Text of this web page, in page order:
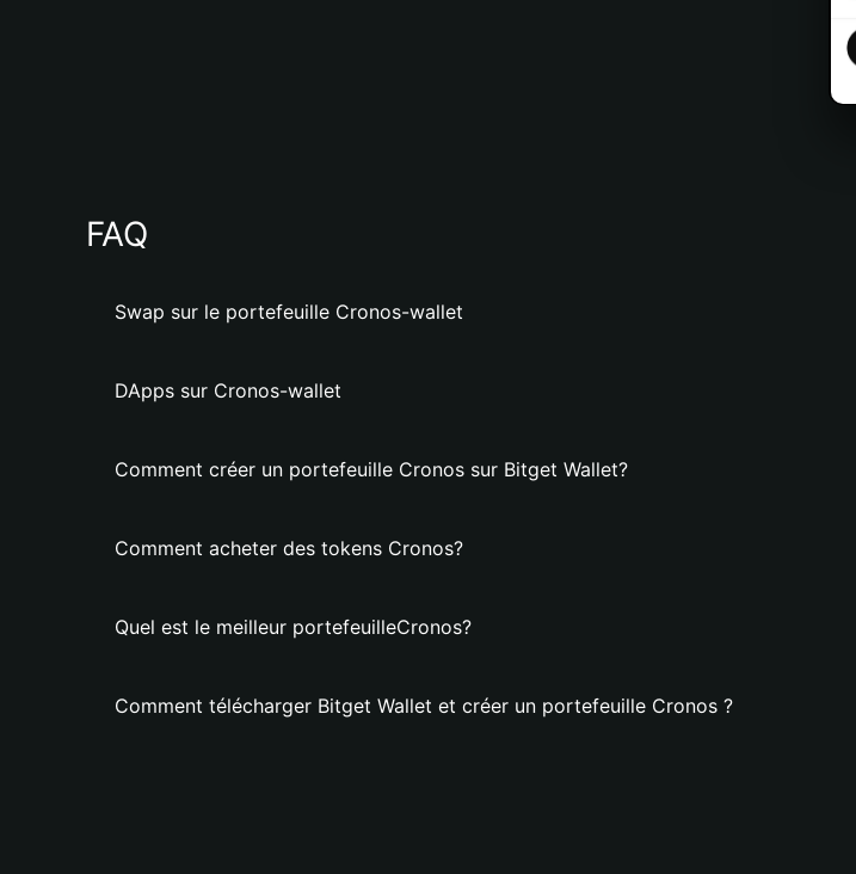
FAQ
Swap sur le portefeuille Cronos-wallet
DApps sur Cronos-wallet
Comment créer un portefeuille Cronos sur Bitget Wallet?
Comment acheter des tokens Cronos?
Quel est le meilleur portefeuilleCronos?
Comment télécharger Bitget Wallet et créer un portefeuille Cronos ?